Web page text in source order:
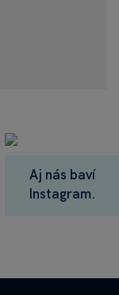
Aj nás baví
Instagram.